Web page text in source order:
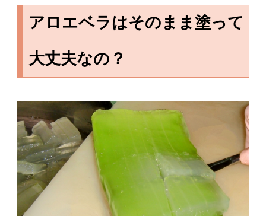
アロエベラはそのまま塗って
大丈夫なの？